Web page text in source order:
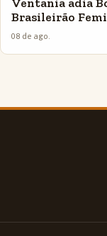
Brasileirão
08 de ago.